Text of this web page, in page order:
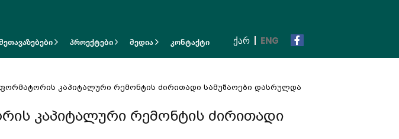
პროექტები მედია კონტაქტი ᲥᲐᲠ ENG
კაპიტალური რემონტის ძირითადი სამუშაოები დასრულდა
კაპიტალური რემონტის ძირითადი